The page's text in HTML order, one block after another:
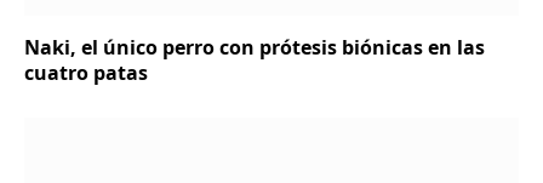
Naki, el único perro con prótesis biónicas en las
cuatro patas